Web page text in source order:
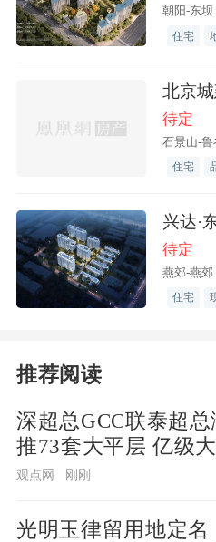
杨镇旧貌。
们能不能干出不一样
谈会的现场，这不仅
部书记、董事长罗晓
建设团队心头的一
姓口中的“差不多就行
朝阳-东坝
住宅
北京
待定
石景山-鲁
住宅
兴达·
待定
燕郊-燕郊
住宅
推荐阅读
深超总GCC联泰超总
推73套大平层 亿级
化近8成
观点网 刚刚
光明玉律留用地定名